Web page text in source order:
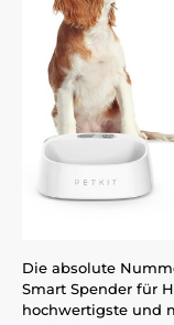
Die absolute
Smart Spender für
hochwertigste und